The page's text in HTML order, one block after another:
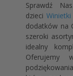
Sprawdź
dzieci
dodatków na
szeroki
idealny
Oferujemy